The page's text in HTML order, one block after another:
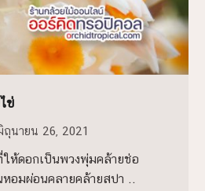
ข่
ถุนายน 26, 2021
ห้ดอกเป็นพวงพุ่มคล้ายช่อ
อมผ่อนคลายคล้ายสปา ..